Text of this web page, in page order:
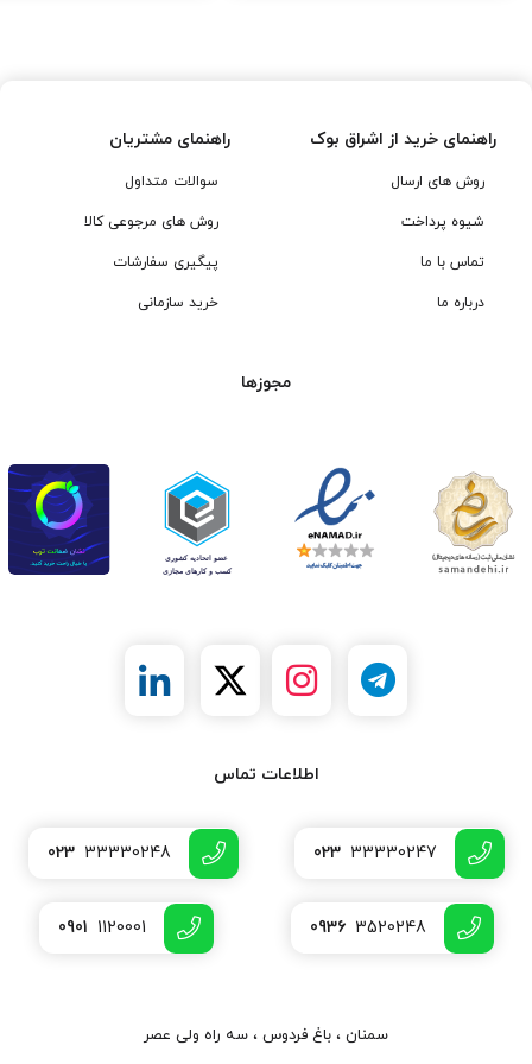
راهنمای خرید از اشراق بوک
روش های ارسال
شیوه پرداخت
تماس با ما
درباره ما
راهنمای مشتریان
سوالات متداول
روش های مرجوعی کالا
پیگیری سفارشات
خرید سازمانی
مجوزها
اطلاعات تماس
023 33330247
023 33330248
0936 3520248
0901 1120001
سمنان ، باغ فردوس ، سه راه ولی عصر